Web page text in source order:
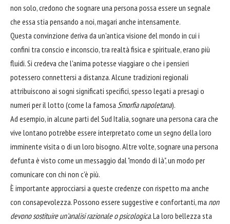
non solo, credono che sognare una persona possa essere un segnale
che essa stia pensando a noi, magari anche intensamente.
Questa convinzione deriva da un'antica visione del mondo in cui i
confini tra conscio e inconscio, tra realtà fisica e spirituale, erano più
fluidi. Si credeva che l'anima potesse viaggiare o che i pensieri
potessero connettersi a distanza. Alcune tradizioni regionali
attribuiscono ai sogni significati specifici, spesso legati a presagi o
numeri per il lotto (come la famosa Smorfia napoletana).
Ad esempio, in alcune parti del Sud Italia, sognare una persona cara che
vive lontano potrebbe essere interpretato come un segno della loro
imminente visita o di un loro bisogno. Altre volte, sognare una persona
defunta è visto come un messaggio dal "mondo di là", un modo per
comunicare con chi non c'è più.
È importante approcciarsi a queste credenze con rispetto ma anche
con consapevolezza. Possono essere suggestive e confortanti, ma non
devono sostituire un'analisi razionale o psicologica. La loro bellezza sta